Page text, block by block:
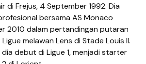
di Frejus, 4 September 1992. Dia
bersama AS Monaco
2010 dalam pertandingan putaran
melawan Lens di Stade Louis II.
dia debut di Ligue 1, menjadi starter